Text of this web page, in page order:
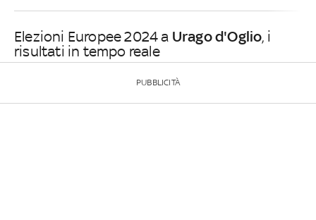
Elezioni Europee 2024 a Urago d'Oglio, i
risultati in tempo reale
PUBBLICITÀ